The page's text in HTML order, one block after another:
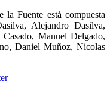
Fuente está compuesta
Alejandro Dasilva,
Manuel Delgado,
Daniel Muñoz, Nicolas